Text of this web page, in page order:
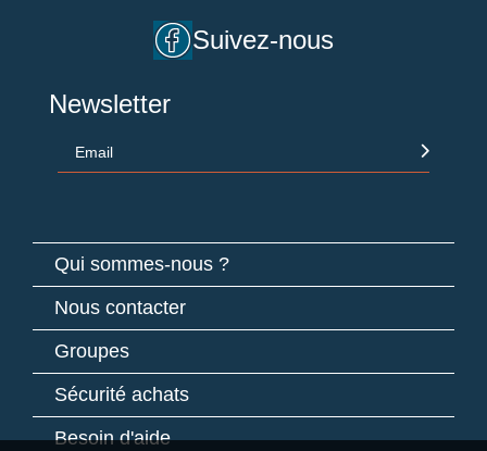
Suivez-nous
Newsletter
Email
Qui sommes-nous ?
Nous contacter
Groupes
Sécurité achats
Besoin d'aide